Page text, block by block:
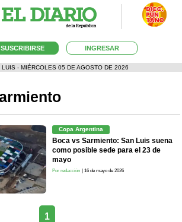
SUSCRIBIRSE INGRESAR
LUIS - MIÉRCOLES 05 DE AGOSTO DE 2026
Copa Argentina
Boca vs Sarmiento: San Luis suena
como posible sede para el 23 de
mayo
Por redacción | 16 de mayo de 2026
1